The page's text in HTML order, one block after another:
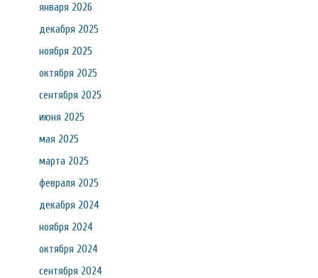
января 2026
декабря 2025
ноября 2025
октября 2025
сентября 2025
июня 2025
мая 2025
марта 2025
февраля 2025
декабря 2024
ноября 2024
октября 2024
сентября 2024